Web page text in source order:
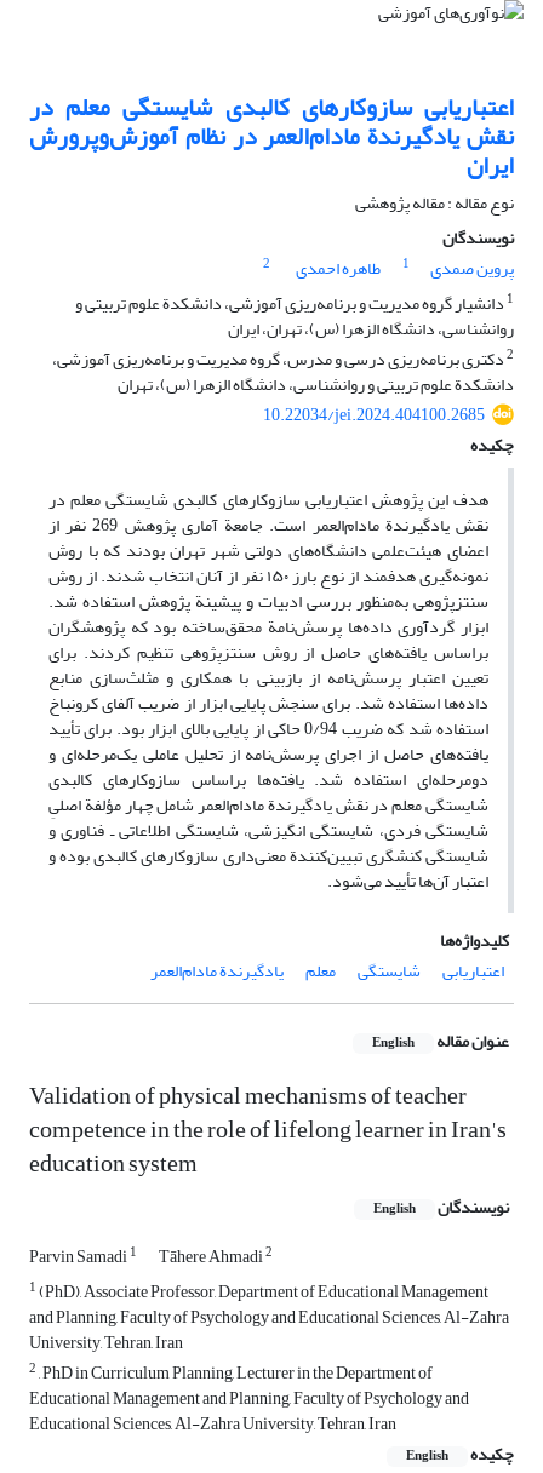
اعتباریابی سازوکارهای کالبدی شایستگی معلم در
نقش یادگیرندة مادام‌العمر در نظام آموزش‌وپرورش
ایران
نوع مقاله : مقاله پژوهشی
نویسندگان
پروین صمدی
1 طاهره احمدی
2
1 دانشیار گروه مدیریت و برنامه‌ریزی آموزشی، دانشکدة علوم تربیتی و
روانشناسی، دانشگاه الزهرا (س)، تهران، ایران
2دکتری برنامه‌ریزی درسی و مدرس، گروه مدیریت و برنامه‌ریزی آموزشی،
دانشکدة علوم تربیتی و روانشناسی، دانشگاه الزهرا (س)، تهران
10.22034/jei.2024.404100.2685
چکیده
هدف این پژوهش اعتبار‌یابی سازوکارهای کالبدی شایستگی معلم در
نقش یادگیرندة مادام‌العمر است. جامعة آماری پژوهش 269 نفر از
اعضای هیئت‌علمی دانشگاه‌های دولتی شهر تهران بودند که با روش
نمونه‌گیری هدفمند از نوع بارز ۱۵۰ نفر از آنان انتخاب شدند. از روش
سنتز‌پژوهی به‌منظور بررسی ادبیات و پیشینة پژوهش استفاده شد.
ابزار گردآوری داده‌ها پرسش‌نامة محقق‌ساخته بود که پژوهشگران
بر‌اساس یافته‌های حاصل از روش سنتز‌پژوهی تنظیم کردند. برای
تعیین اعتبار پرسش‌نامه از بازبینی با همکاری و مثلث‌سازی منابع
داده‌ها استفاده شد. برای سنجش پایایی ابزار از ضریب آلفای کرونباخ
استفاده شد که ضریب 0/94 حاکی از پایایی بالای ابزار بود. برای تأیید
یافته‌های حاصل از اجرای پرسش‌نامه از تحلیل عاملی یک‌مرحله‌ای و
دومرحله‌ای استفاده شد. یافته‌ها بر‌اساس سازوکارهای کالبدی
شایستگی معلم در نقش یادگیرندة مادام‌العمر شامل چهار مؤلفة اصلیِ
شایستگی فردی، شایستگی انگیزشی، شایستگی اطلاعاتی ـ فناوری و
شایستگی کنشگری تبیین‌کنندة معنی‌داری سازوکارهای کالبدی بوده و
اعتبار آن‌ها تأیید می‌شود.
کلیدواژه‌ها
اعتباریابی
شایستگی معلم یادگیرندة مادام‌العمر
عنوان مقاله English
Validation of physical mechanisms of teacher
competence in the role of lifelong learner in Iran's
education system
نویسندگان English
Parvin Samadi1 Tāhere Ahmadi2
1(PhD), Associate Professor, Department of Educational Management
and Planning, Faculty of Psychology and Educational Sciences, Al-Zahra
University, Tehran, Iran
2, PhD in Curriculum Planning, Lecturer in the Department of
Educational Management and Planning, Faculty of Psychology and
Educational Sciences, Al-Zahra University, Tehran, Iran
چکیده
English